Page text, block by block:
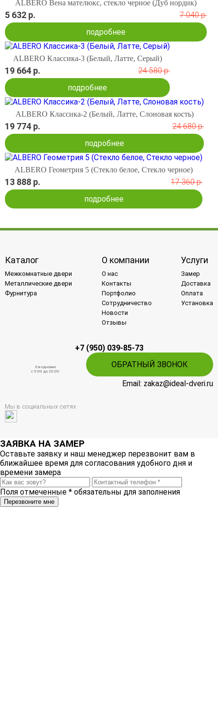
ALBERO Вена мателюкс, стекло черное (Дуб нордик)
5 632 р.
7 040 р.
подробнее
ALBERO Классика-3 (Белый, Латте, Серый)
19 664 р.
24 580 р.
подробнее
ALBERO Классика-2 (Белый, Латте, Слоновая кость)
19 774 р.
24 680 р.
подробнее
ALBERO Геометрия 5 (Стекло белое, Стекло черное)
13 888 р.
17 360 р.
подробнее
Каталог
Межкомнатные двери
Металлические двери
Фурнитура
О компании
О нас
Контакты
Портфолио
Сотрудничество
Новости
Отзывы
Услуги
Замер
Доставка
Оплата
Установка
+7 (950) 039-85-73
Ежедневно
c 9:00 до 20:00
ОБРАТНЫЙ ЗВОНОК
Email: zakaz@ideal-dveri.ru
Мы в социальных сетях
ЗАЯВКА НА ЗАМЕР
Оставьте заявку и наш менеджер перезвонит вам в
ближайшее время для согласования удобного дня и
времени замера
Поля отмеченные * обязательны для заполнения